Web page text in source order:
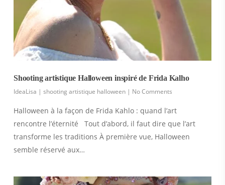
Shooting artistique Halloween inspiré de Frida Kalho
IdeaLisa | shooting artistique halloween | No Comments
Halloween à la façon de Frida Kahlo : quand l’art
rencontre l’éternité Tout d’abord, il faut dire que l’art
transforme les traditions À première vue, Halloween
semble réservé aux…